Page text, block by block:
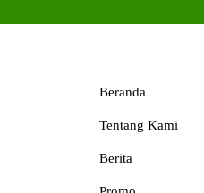
Beranda
Tentang Kami
Berita